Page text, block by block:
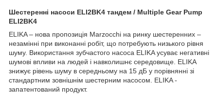
Шестеренні насоси ELI2BK4 тандем / Multiple Gear Pump
ELI2BK4
ELIKA – нова пропозиція Marzocchi на ринку шестеренних –
незамінні при виконанні робіт, що потребують низького рівня
шуму. Використання зубчастого насоса ELIKA усуває негативні
шумові впливи на людей і навколишнє середовище. ELIKA
знижує рівень шуму в середньому на 15 дБ у порівнянні зі
стандартним зовнішнім шестерним насосом. ELIKA -
запатентований продукт.